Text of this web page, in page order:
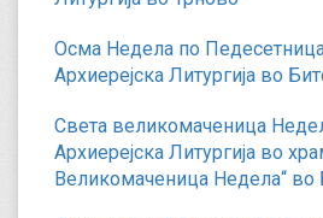
Осма Недела по
Архиерејска Литургија во
Света великомаченица
Архиерејска Литургија во
Великомаченица Недела“ во